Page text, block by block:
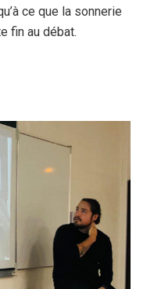
ce que la sonnerie
fin au débat.